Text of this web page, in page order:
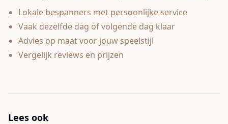
Lokale bespanners met persoonlijke service
Vaak dezelfde dag of volgende dag klaar
Advies op maat voor jouw speelstijl
Vergelijk reviews en prijzen
Lees ook